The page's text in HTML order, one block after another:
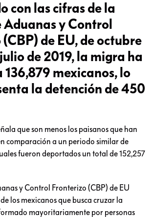
con las cifras de la
y Control
de EU, de octubre
de 2019, la migra ha
mexicanos, lo
la detención de 450
que son menos los paisanos que han
comparación a un periodo similar de
fueron deportados un total de 152,257
y Control Fronterizo (CBP) de EU
los mexicanos que busca cruzar la
mayoritariamente por personas